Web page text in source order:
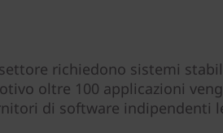
richiedono sistemi
oltre 100 applicazioni
di software indipendenti